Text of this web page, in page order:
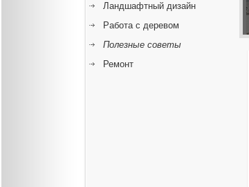
Ландшафтный дизайн
Работа с деревом
Полезные советы
Ремонт